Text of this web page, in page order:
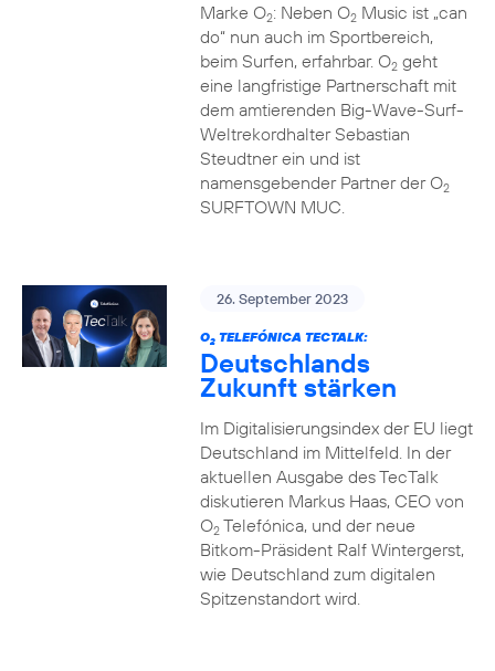
Marke O2: Neben O2Music ist „can
do“ nun auch im Sportbereich,
beim Surfen, erfahrbar. O2geht
eine langfristige Partnerschaft mit
dem amtierenden Big-Wave-Surf-
Weltrekordhalter Sebastian
Steudtner ein und ist
namensgebender Partner der O2
SURFTOWN MUC.
26. September 2023
O2TELEFÓNICA TECTALK:
Deutschlands
Zukunft stärken
Im Digitalisierungsindex der EU liegt
Deutschland im Mittelfeld. In der
aktuellen Ausgabe des TecTalk
diskutieren Markus Haas, CEO von
O2Telefónica, und der neue
Bitkom-Präsident Ralf Wintergerst,
wie Deutschland zum digitalen
Spitzenstandort wird.